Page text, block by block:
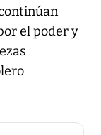
el poder y